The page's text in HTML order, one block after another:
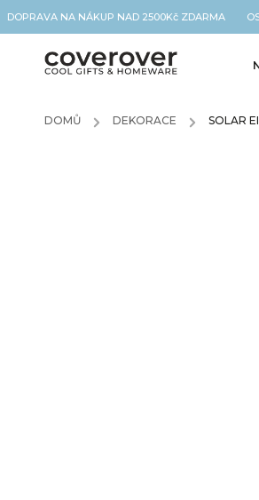
NA NÁKUP NAD 2500Kč ZDARMA
DOMŮ / DEKORACE / SOLAR